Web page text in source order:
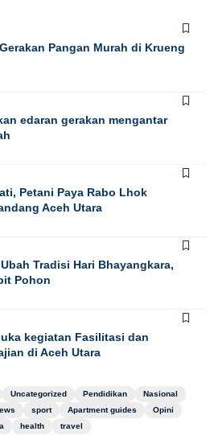
Pangan Murah di Krueng
edaran gerakan mengantar
Petani Paya Rabo Lhok
Aceh Utara
Tradisi Hari Bhayangkara,
Pohon
kegiatan Fasilitasi dan
di Aceh Utara
Uncategorized Pendidikan
Nasional
sport Apartment guides
Opini
health travel